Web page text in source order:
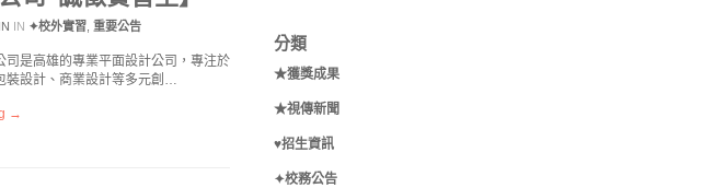
IN ✦校外實習 重要公告
司是高雄的專業平面設計公司，專注於
裝設計、商業設計等多元創…
→
分類
★獲獎成果
★視傳新聞
♥招生資訊
✦校務公告